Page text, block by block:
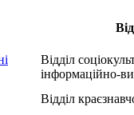
Відділ
інформаційно-
Відділ